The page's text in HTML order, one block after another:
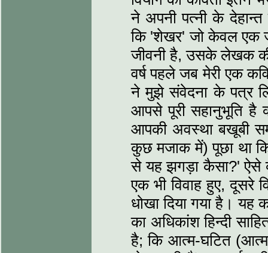
ने अपनी पत्नी के
कि 'शेखर' जो केवल एक
जीवनी है, उसके लेखक की
वर्ष पहले जब मेरी एक
ने मुझे संवेदना के पत्र
आपसे पूरी सहानुभूति है
आपकी अवस्था बखूबी
कुछ मजाक में) पूछा था
से यह झगड़ा कैसा?' ऐसे
एक भी विवाह हुए, दूसरे
धोखा दिया गया है।
का अधिकांश हिन्दी
है; कि आत्म-घटित